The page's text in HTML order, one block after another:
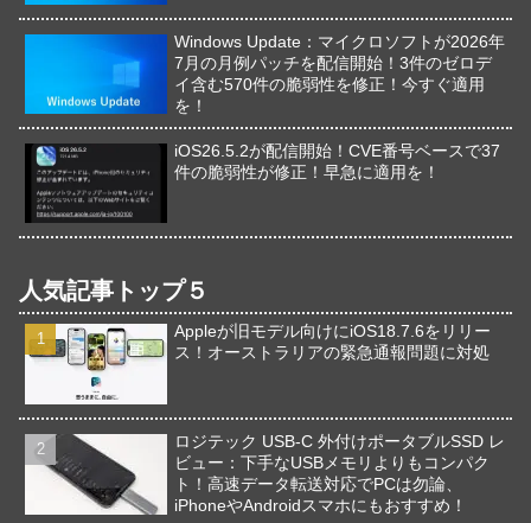
Windows Update：マイクロソフトが2026年
7月の月例パッチを配信開始！3件のゼロデ
イ含む570件の脆弱性を修正！今すぐ適用
を！
iOS26.5.2が配信開始！CVE番号ベースで37
件の脆弱性が修正！早急に適用を！
人気記事トップ５
Appleが旧モデル向けにiOS18.7.6をリリー
ス！オーストラリアの緊急通報問題に対処
ロジテック USB-C 外付けポータブルSSD レ
ビュー：下手なUSBメモリよりもコンパク
ト！高速データ転送対応でPCは勿論、
iPhoneやAndroidスマホにもおすすめ！